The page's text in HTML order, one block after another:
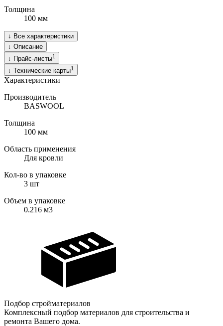
Толщина
100 мм
↓ Все характеристики
↓ Описание
↓ Прайс-листы1
↓ Технические карты1
Характеристики
Производитель
BASWOOL
Толщина
100 мм
Область применения
Для кровли
Кол-во в упаковке
3 шт
Объем в упаковке
0.216 м3
Подбор стройматериалов
Комплексный подбор материалов для строительства и
ремонта Вашего дома.